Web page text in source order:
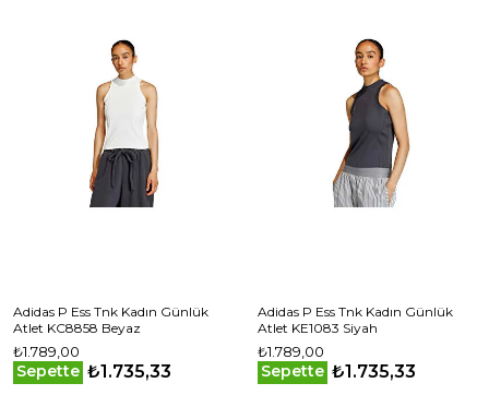
Adidas P Ess Tnk Kadın Günlük
Atlet KC8858 Beyaz
₺1.789,00
Sepette ₺1.735,33
Adidas P Ess Tnk Kadın Günlük
Atlet KE1083 Siyah
₺1.789,00
Sepette ₺1.735,33